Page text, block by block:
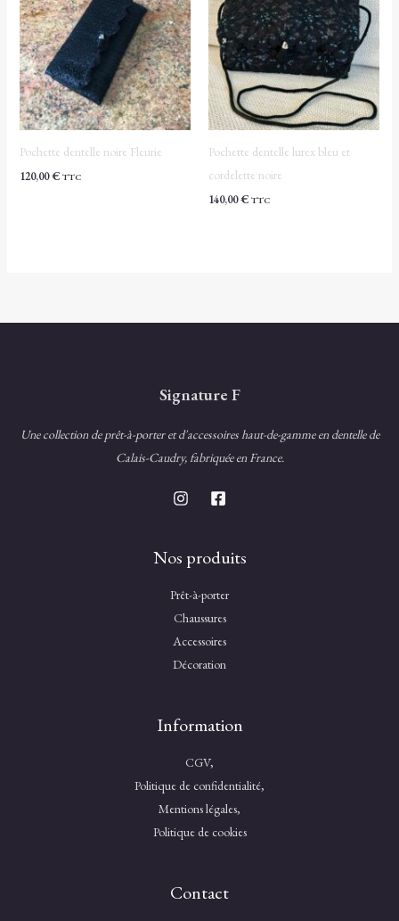
Pochette dentelle noire Fleurie
120,00€ TTC
Pochette dentelle lurex bleu et
cordelette noire
140,00€ TTC
Signature F
Une collection de prêt-à-porter et d'accessoires haut-de-gamme en dentelle de
Calais-Caudry, fabriquée en France.
Nos produits
Prêt-à-porter
Chaussures
Accessoires
Décoration
Information
CGV,
Politique de confidentialité,
Mentions légales,
Politique de cookies
Contact